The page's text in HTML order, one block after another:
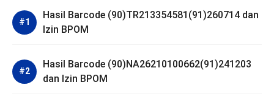
Hasil Barcode (90)TR213354581(91)260714 dan
Izin BPOM
Hasil Barcode (90)NA26210100662(91)241203
dan Izin BPOM